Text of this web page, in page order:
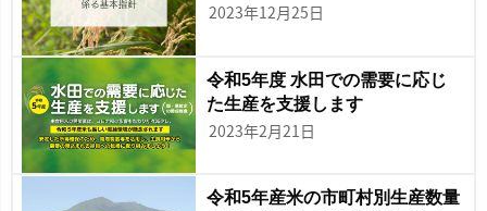
2023年12月25日
令和5年度 水田での需要に応じ
た生産を支援します
2023年2月21日
令和5年産米の市町村別生産数量